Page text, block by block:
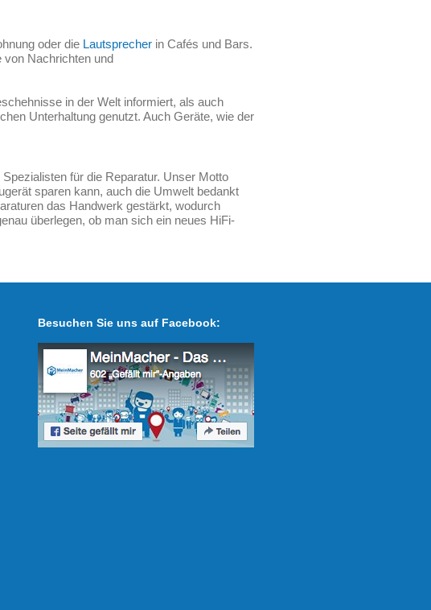
oder die Lautsprecher in Cafés und Bars.
von Nachrichten und
in der Welt informiert, als auch
Unterhaltung genutzt. Auch Geräte, wie der
für die Reparatur. Unser Motto
sparen kann, auch die Umwelt bedankt
das Handwerk gestärkt, wodurch
überlegen, ob man sich ein neues HiFi-
Besuchen Sie uns auf Facebook: